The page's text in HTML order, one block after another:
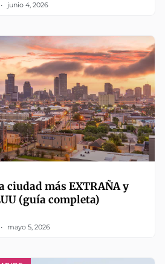
junio 4, 2026
ciudad más EXTRAÑA y
(guía completa)
mayo 5, 2026